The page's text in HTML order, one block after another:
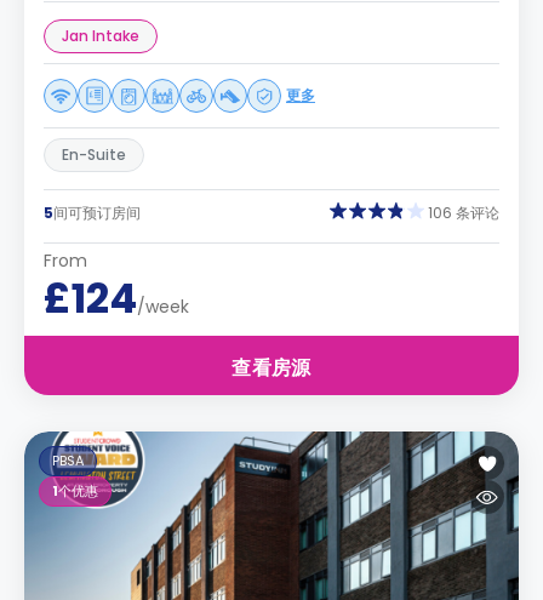
Jan Intake
更多
En-Suite
5间可预订房间 106 条评论
From
£124/week
查看房源
PBSA
1个优惠